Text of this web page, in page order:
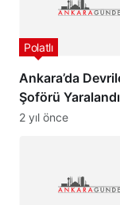
Ankara’da
Şoförü Yaralandı
2 yıl önce